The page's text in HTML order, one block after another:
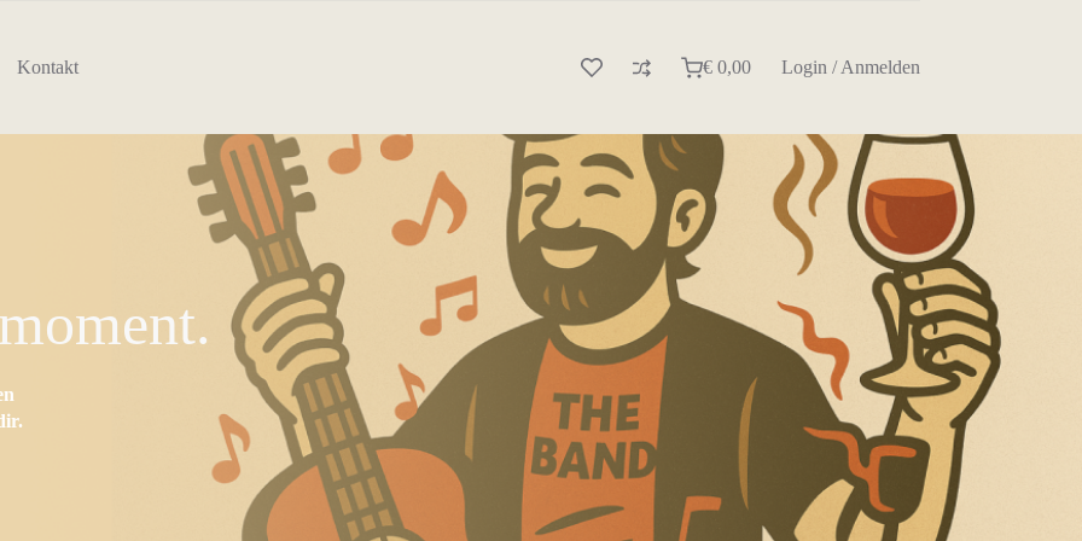
Kontakt
Warenkorb
€0,00 Login / Anmelden